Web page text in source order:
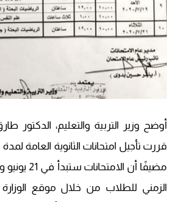
أوضح وزير التربية والتعليم، الدكتور
قررت تأجيل امتحانات الثانوية العامة
مضيفًا أن
الزمني للطلاب من خلال موقع